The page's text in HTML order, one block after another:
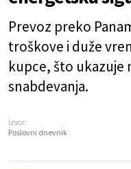
Prevoz preko
troškove i duže
kupce, što ukazuje
snabdevanja.
Izvor:
Poslovni dnevnik